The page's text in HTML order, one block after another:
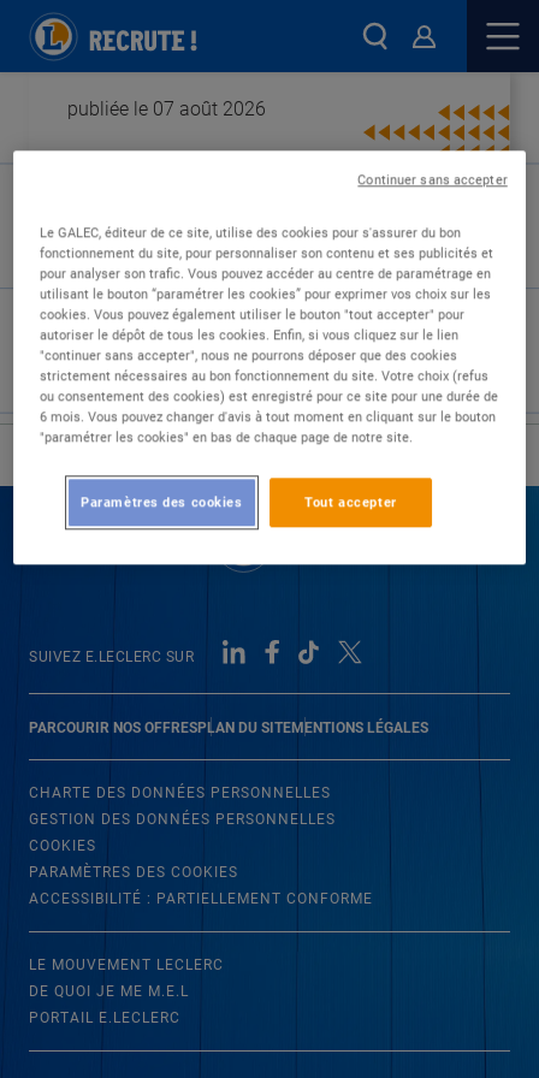
publiée le 07 août 2026
Type de contrat :
Expérience :
Études :
PARCOURIR NOS OFFRESPLAN DU SITEMENTIONS LÉGALES
SUIVEZ E.LECLERC SUR
CHARTE DES DONNÉES PERSONNELLES
GESTION DES DONNÉES PERSONNELLES
COOKIES
PARAMÈTRES DES COOKIES
ACCESSIBILITÉ : PARTIELLEMENT CONFORME
LE MOUVEMENT LECLERC
DE QUOI JE ME M.E.L
PORTAIL E.LECLERC
Le GALEC, éditeur de ce site, utilise des cookies pour s'assurer du bon
fonctionnement du site, pour personnaliser son contenu et ses publicités et
pour analyser son trafic. Vous pouvez accéder au centre de paramétrage en
utilisant le bouton “paramétrer les cookies” pour exprimer vos choix sur les
cookies. Vous pouvez également utiliser le bouton "tout accepter" pour
autoriser le dépôt de tous les cookies. Enfin, si vous cliquez sur le lien
"continuer sans accepter", nous ne pourrons déposer que des cookies
strictement nécessaires au bon fonctionnement du site. Votre choix (refus
ou consentement des cookies) est enregistré pour ce site pour une durée de
6 mois. Vous pouvez changer d'avis à tout moment en cliquant sur le bouton
"paramétrer les cookies" en bas de chaque page de notre site.
Tout accepter
Paramètres des cookies
Continuer sans accepter